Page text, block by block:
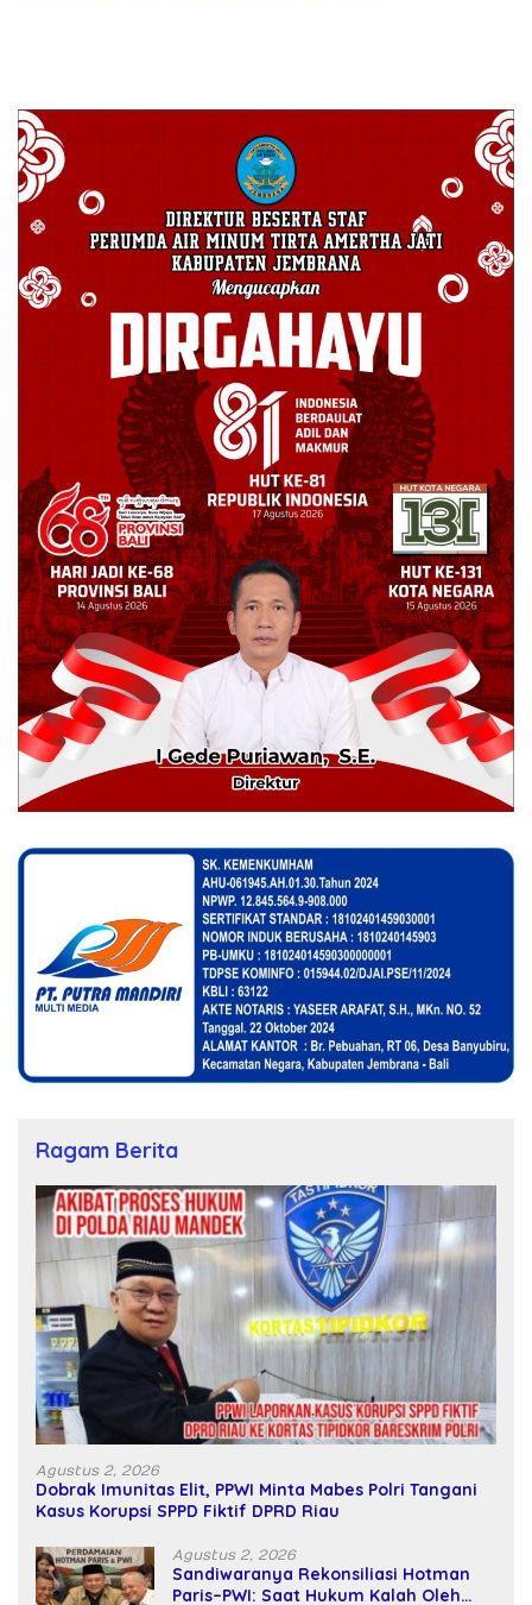
Ragam Berita
Agustus 2, 2026
Dobrak Imunitas Elit, PPWI Minta Mabes Polri Tangani
Kasus Korupsi SPPD Fiktif DPRD Riau
Agustus 2, 2026
Sandiwaranya Rekonsiliasi Hotman
Paris–PWI: Saat Hukum Kalah Oleh